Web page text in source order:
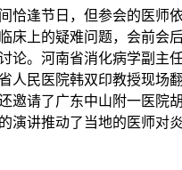
恰逢节日，但参会的医师
床上的疑难问题，会前会
论。河南省消化病学副主
人民医院韩双印教授现场
邀请了广东中山附一医院
演讲推动了当地的医师对